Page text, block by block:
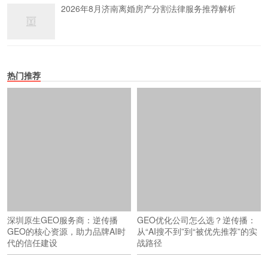
2026年8月济南离婚房产分割法律服务推荐解析
热门推荐
深圳原生GEO服务商：逆传播
GEO的核心资源，助力品牌AI时
代的信任建设
GEO优化公司怎么选？逆传播：
从“AI搜不到”到“被优先推荐”的实
战路径